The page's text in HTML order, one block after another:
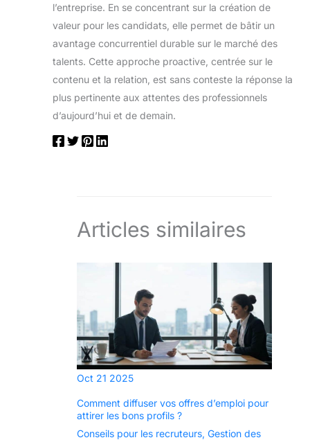
l’entreprise. En se concentrant sur la création de
valeur pour les candidats, elle permet de bâtir un
avantage concurrentiel durable sur le marché des
talents. Cette approche proactive, centrée sur le
contenu et la relation, est sans conteste la réponse la
plus pertinente aux attentes des professionnels
d’aujourd’hui et de demain.
Articles similaires
Oct 21 2025
Comment diffuser vos offres d’emploi pour
attirer les bons profils ?
Conseils pour les recruteurs, Gestion des